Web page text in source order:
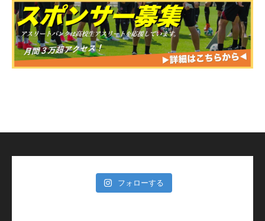
フォローする